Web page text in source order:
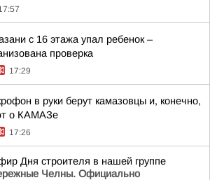
с 16 этажа упал ребенок –
проверка
17:29
в руки берут камазовцы и, конечно,
о КАМАЗе
17:26
Дня строителя в нашей группе
Челны. Официально